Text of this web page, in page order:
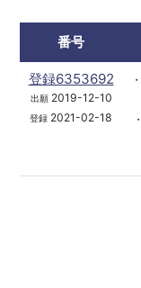
番号
登録6353692
出願2019-12-10
登録 2021-02-18
・
・